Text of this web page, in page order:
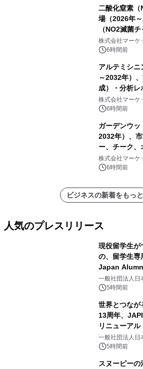
二酸化窒素（
場（2026年
（NO2滅菌
ーおよびモニ
他）・分析レ
株式会社マーケ
6時間前
アルテミシ
～2032年）
成）・分析レ
株式会社マーケ
6時間前
ガーデンウッ
2032年）、
ー、チーク、
レポートを発
株式会社マーケ
6時間前
ビジネスの新着をもっ
人気のプレスリリース
現役留学生が
の、留学生専
Japan
をリリース
一般社団法人日
5時間前
世界とつなが
13周年、
リニューアル
一般社団法人日
5時間前
スヌーピー